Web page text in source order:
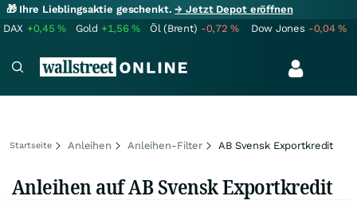
🎁 Ihre Lieblingsaktie geschenkt.→ Jetzt Depot eröffnen
DAX +0,45% Gold +1,56% Öl (Brent) -0,72% Dow Jones -0,04%
Startseite Anleihen Anleihen-Filter AB Svensk Exportkredit
Anleihen auf AB Svensk Exportkredit